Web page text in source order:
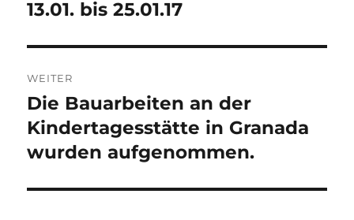
Beitrag:
13.01. bis 25.01.17
WEITER
Nächster
Beitrag:
Die Bauarbeiten an der
Kindertagesstätte in Granada
wurden aufgenommen.